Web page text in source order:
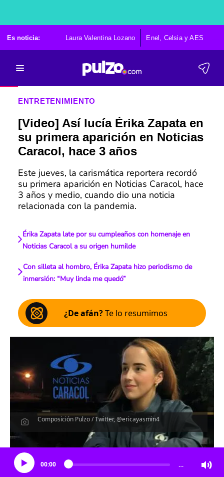
Es noticia: Laura Valentina Lozano Enel, Celsia y AES
ENTRETENIMIENTO
[Video] Así lucía Érika Zapata en
su primera aparición en Noticias
Caracol, hace 3 años
Este jueves, la carismática reportera recordó
su primera aparición en Noticias Caracol, hace
3 años y medio, cuando dio una noticia
relacionada con la pandemia.
Érika Zapata late por su cumpleaños con homenaje en
Noticias Caracol a su origen humilde
Con silleta al hombro, Érika Zapata hizo periodismo de
inmersión: “Muy linda me quedó”
¿De afán?Te lo resumimos
Composición Pulzo / Twitter, @ericayasmin4
Escucha el artículo
00:00 …